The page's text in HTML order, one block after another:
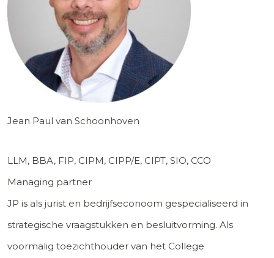
Jean Paul van Schoonhoven
LLM, BBA, FIP, CIPM, CIPP/E, CIPT, SIO, CCO
Managing partner
JP is als jurist en bedrijfseconoom gespecialiseerd in
strategische vraagstukken en besluitvorming. Als
voormalig toezichthouder van het College